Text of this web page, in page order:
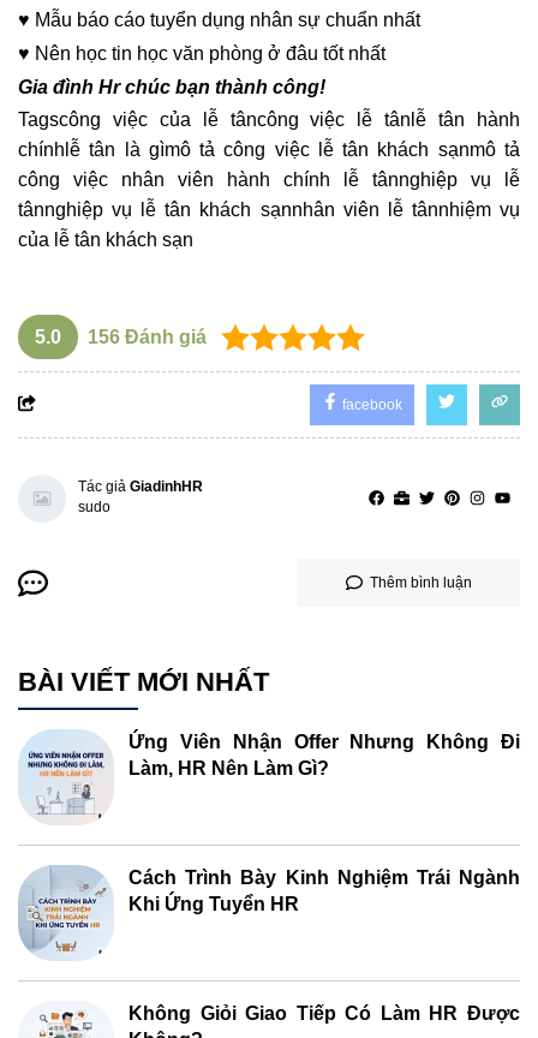
♥ Mẫu báo cáo tuyển dụng nhân sự chuẩn nhất
♥ Nên học tin học văn phòng ở đâu tốt nhất
Gia đình Hr chúc bạn thành công!
Tagscông việc của lễ tâncông việc lễ tân lễ tân hành
chính lễ tân là gìmô tả công việc lễ tân khách sạnmô tả
công việc nhân viên hành chính lễ tânnghiệp vụ lễ
tânnghiệp vụ lễ tân khách sạnnhân viên lễ tânnhiệm vụ
của lễ tân khách sạn
5.0 156 Đánh giá
facebook
Tác giả GiadinhHR
sudo
Thêm bình luận
BÀI VIẾT MỚI NHẤT
Ứng Viên Nhận Offer Nhưng Không Đi
Làm, HR Nên Làm Gì?
Cách Trình Bày Kinh Nghiệm Trái Ngành
Khi Ứng Tuyển HR
Không Giỏi Giao Tiếp Có Làm HR Được